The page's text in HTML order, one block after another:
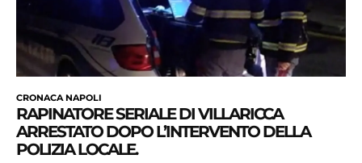
CRONACA NAPOLI
RAPINATORE SERIALE DI VILLARICCA
ARRESTATO DOPO L’INTERVENTO DELLA
POLIZIA LOCALE.